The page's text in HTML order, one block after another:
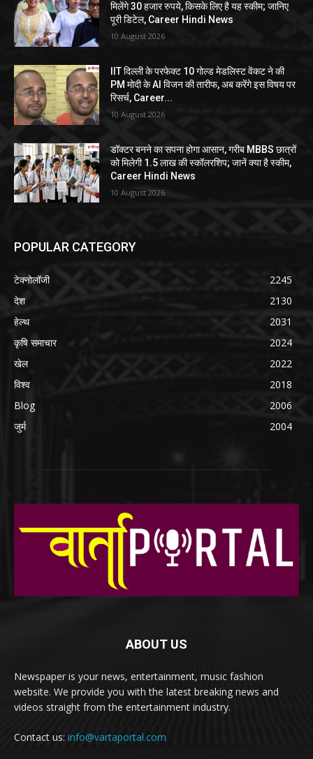
मिलेंगे 30 हजार रुपये, किसके लिए है यह स्कीम; जानिए
पूरी डिटेल, Career Hindi News
10 August 2026
IIT दिल्ली के परफेक्ट 10 गोल्ड मेडलिस्ट वेंकट ने की
PM मोदी के AI विजन की तारीफ, अब करेंगे इस विषय पर
रिसर्च, Career...
10 August 2026
डॉक्टर बनने का सपना होगा आसान, गरीब MBBS छात्रों
को मिलेगी 1.5 लाख की स्कॉलरशिप; जानें क्या है स्कीम,
Career Hindi News
10 August 2026
POPULAR CATEGORY
टेक्नोलॉजी
2245
देश
2130
हेल्थ
2031
कृषि समाचार
2024
खेल
2022
विश्व
2018
Blog
2006
जुर्म
2004
ABOUT US
Newspaper is your news, entertainment, music fashion
website. We provide you with the latest breaking news and
videos straight from the entertainment industry.
Contact us: info@vartaportal.com